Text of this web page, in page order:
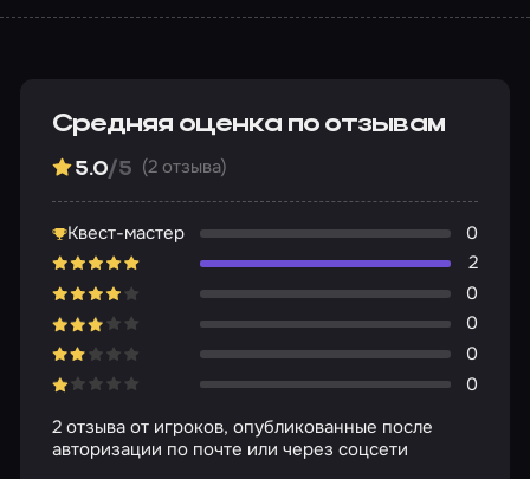
Средняя оценка по отзывам
5.0/5 (2 отзыва)
Квест-мастер
0
2
0
0
0
0
2 отзыва от игроков, опубликованные после
авторизации по почте или через соцсети